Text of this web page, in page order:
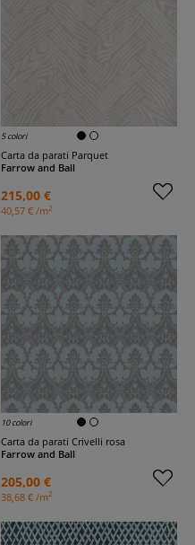
5 colori
Carta da parati Parquet
Farrow and Ball
215,00 €
40,57 € /m2
10 colori
Carta da parati Crivelli rosa
Farrow and Ball
205,00 €
38,68 € /m2